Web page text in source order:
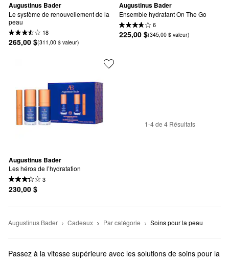
Augustinus Bader
Le système de renouvellement de la
peau
18
265,00 $(311,00 $ valeur)
Augustinus Bader
Ensemble hydratant On The Go
6
225,00 $(345,00 $ valeur)
Augustinus Bader
Les héros de l’hydratation
3
230,00 $
1-4 de 4 Résultats
Augustinus Bader Cadeaux Par catégorie Soins pour la peau
Passez à la vitesse supérieure avec les solutions de soins pour la